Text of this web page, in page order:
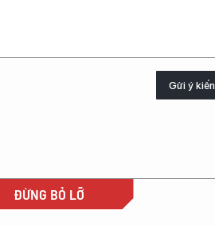
Gửi ý kiến
ĐỪNG BỎ LỠ